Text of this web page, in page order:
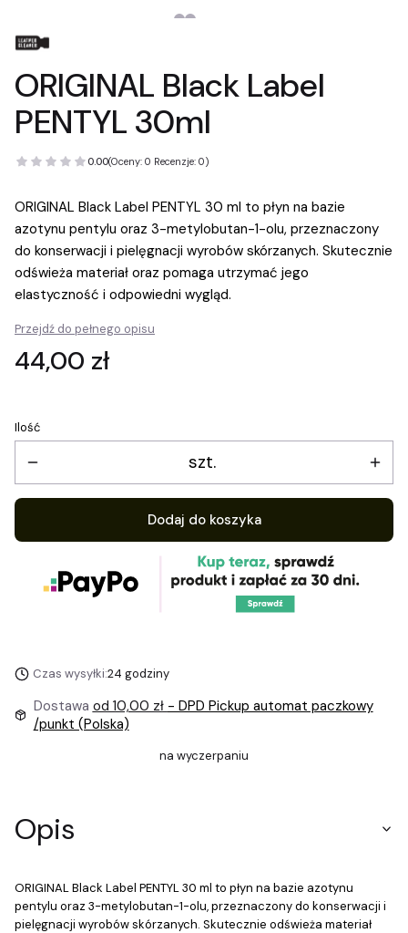
ORIGINAL Black Label
PENTYL 30ml
0.00(Oceny: 0 Recenzje: 0)
ORIGINAL Black Label PENTYL 30 ml to płyn na bazie
azotynu pentylu oraz 3-metylobutan-1-olu, przeznaczony
do konserwacji i pielęgnacji wyrobów skórzanych. Skutecznie
odświeża materiał oraz pomaga utrzymać jego
elastyczność i odpowiedni wygląd.
Przejdź do pełnego opisu
Cena
44,00 zł
Ilość
szt.
Dodaj do koszyka
Czas wysyłki:24 godziny
Dostawa od 10,00 zł - DPD Pickup automat paczkowy
/punkt (Polska)
na wyczerpaniu
Opis
ORIGINAL Black Label PENTYL 30 ml to płyn na bazie azotynu
pentylu oraz 3-metylobutan-1-olu, przeznaczony do konserwacji i
pielęgnacji wyrobów skórzanych. Skutecznie odświeża materiał